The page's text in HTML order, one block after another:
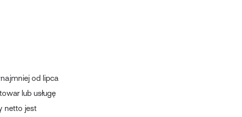
od lipca
lub usługę
netto jest